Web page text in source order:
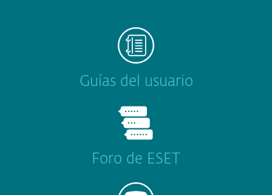
Guías del usuario
Foro de ESET